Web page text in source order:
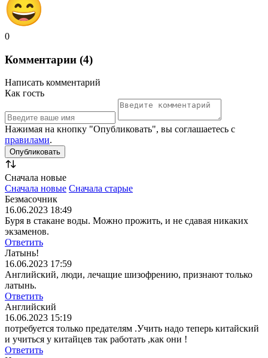
0
Комментарии (4)
Написать комментарий
Как гость
Нажимая на кнопку "Опубликовать", вы соглашаетесь с
правилами.
Сначала новые
Сначала новые Сначала старые
Безмасочник
16.06.2023 18:49
Буря в стакане воды. Можно прожить, и не сдавая никаких
экзаменов.
Ответить
Латынь!
16.06.2023 17:59
Английский, люди, лечащие шизофрению, признают только
латынь.
Ответить
Английский
16.06.2023 15:19
потребуется только предателям .Учить надо теперь китайский
и учиться у китайцев так работать ,как они !
Ответить